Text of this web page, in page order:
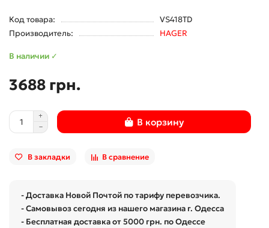
Код товара:
VS418TD
Производитель:
HAGER
В наличии ✓
3688 грн.
В корзину
В закладки В сравнение
- Доставка Новой Почтой по тарифу перевозчика.
- Самовывоз сегодня из нашего магазина г. Одесса
- Бесплатная доставка от 5000 грн. по Одессе